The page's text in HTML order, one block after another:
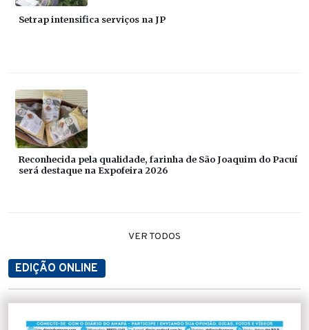
Setrap intensifica serviços na JP
Reconhecida pela qualidade, farinha de São Joaquim do Pacuí
será destaque na Expofeira 2026
VER TODOS
EDIÇÃO ONLINE